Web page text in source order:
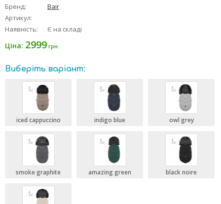
Бренд:
Bair
Артикул:
Наявність:
Є на складі
Ціна: 2999 грн.
Виберіть варіант:
iced cappuccino indigo blue owl grey
smoke graphite amazing green black noire